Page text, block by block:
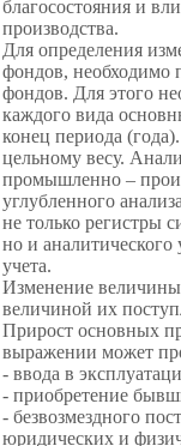
благосостояния и
производства.
Для определения
фондов, необходимо
фондов. Для этого
каждого вида
конец периода
цельному весу.
промышленно –
углубленного
не только регистры
но и аналитического
учета.
Изменение
величиной их
Прирост основных
выражении может
- ввода в
- приобретение
- безвозмездного
юридических и